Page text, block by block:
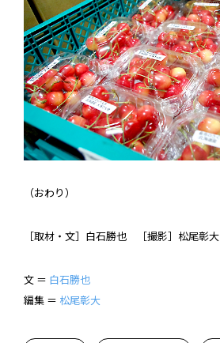
（おわり）
［取材・文］白石勝也 ［撮影］松尾彰大
文 ＝ 白石勝也
編集 ＝ 松尾彰大